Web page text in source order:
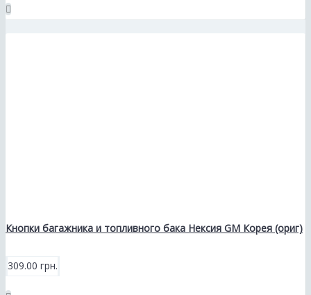
Кнопки багажника и топливного бака Нексия GM Корея (ориг)
309.00 грн.